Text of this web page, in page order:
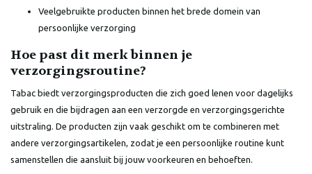
Veelgebruikte producten binnen het brede domein van
persoonlijke verzorging
Hoe past dit merk binnen je
verzorgingsroutine?
Tabac biedt verzorgingsproducten die zich goed lenen voor dagelijks
gebruik en die bijdragen aan een verzorgde en verzorgingsgerichte
uitstraling. De producten zijn vaak geschikt om te combineren met
andere verzorgingsartikelen, zodat je een persoonlijke routine kunt
samenstellen die aansluit bij jouw voorkeuren en behoeften.